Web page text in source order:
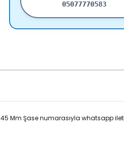
05077770583
45 Mm Şase numarasıyla